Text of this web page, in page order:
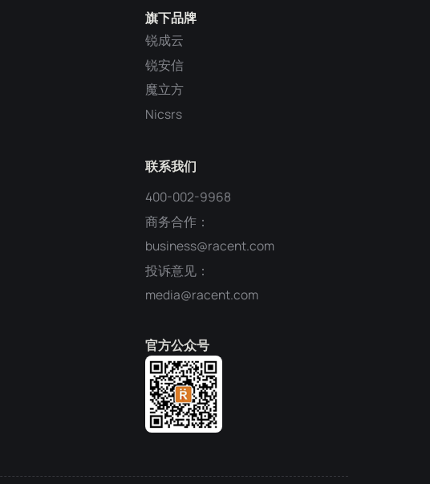
旗下品牌
锐成云
锐安信
魔立方
Nicsrs
联系我们
400-002-9968
商务合作：
business@racent.com
投诉意见：
media@racent.com
官方公众号